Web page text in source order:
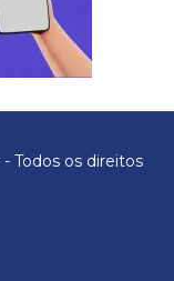
Todos os direitos